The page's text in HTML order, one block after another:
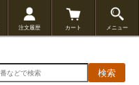
注文履歴 カート メニュー
検索